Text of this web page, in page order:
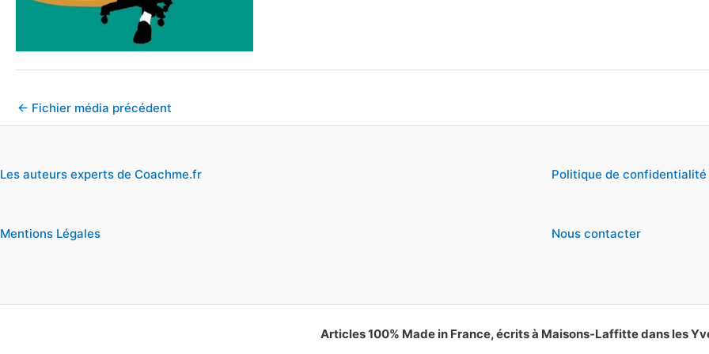
← Fichier média précédent
Les auteurs experts de Coachme.fr
Mentions Légales
Politique de confidentialité
Nous contacter
Articles 100% Made in France, écrits à Maisons-Laffitte dans les